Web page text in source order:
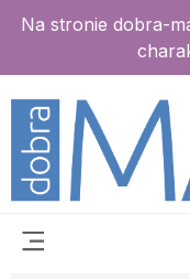
Na stronie dobra-